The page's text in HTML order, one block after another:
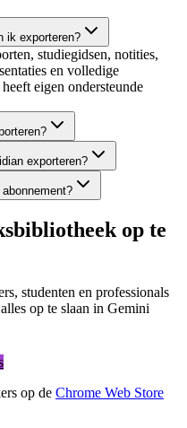
ik exporteren?
studiegidsen, notities,
en volledige
eigen ondersteunde
exporteren?
op te
studenten en professionals
op te slaan in Gemini
op de Chrome Web Store